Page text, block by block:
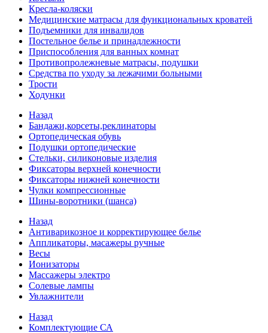
Кресла-коляски
Медицинские матрасы для функциональных кроватей
Подъемники для инвалидов
Постельное белье и принадлежности
Приспособления для ванных комнат
Противопролежневые матрасы, подушки
Средства по уходу за лежачими больными
Трости
Ходунки
Назад
Бандажи,корсеты,реклинаторы
Ортопедическая обувь
Подушки ортопедические
Стельки, силиконовые изделия
Фиксаторы верхней конечности
Фиксаторы нижней конечности
Чулки компрессионные
Шины-воротники (шанса)
Назад
Антиварикозное и корректирующее белье
Аппликаторы, масажеры ручные
Весы
Ионизаторы
Массажеры электро
Солевые лампы
Увлажнители
Назад
Комплектующие СА